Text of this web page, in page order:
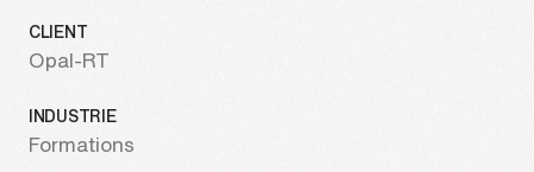
Montréal, QC H2R 0C2
CLIENT
Opal-RT
INDUSTRIE
Formations